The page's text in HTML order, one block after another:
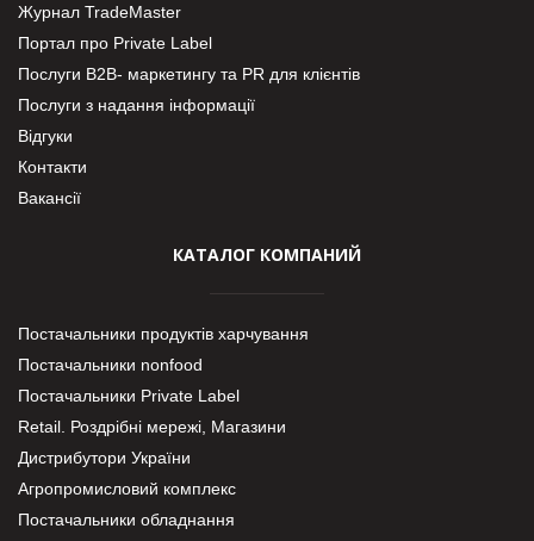
Журнал TradeMaster
Портал про Private Label
Послуги В2В- маркетингу та PR для клієнтів
Послуги з надання інформації
Відгуки
Контакти
Вакансії
КАТАЛОГ КОМПАНИЙ
Постачальники продуктів харчування
Постачальники nonfood
Постачальники Private Label
Retail. Роздрібні мережі, Магазини
Дистрибутори України
Агропромисловий комплекс
Постачальники обладнання